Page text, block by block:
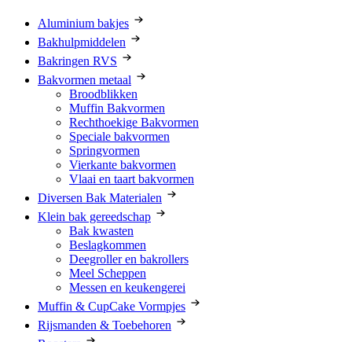
Aluminium bakjes
Bakhulpmiddelen
Bakringen RVS
Bakvormen metaal
Broodblikken
Muffin Bakvormen
Rechthoekige Bakvormen
Speciale bakvormen
Springvormen
Vierkante bakvormen
Vlaai en taart bakvormen
Diversen Bak Materialen
Klein bak gereedschap
Bak kwasten
Beslagkommen
Deegroller en bakrollers
Meel Scheppen
Messen en keukengerei
Muffin & CupCake Vormpjes
Rijsmanden & Toebehoren